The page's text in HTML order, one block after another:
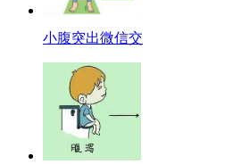
小腹突出微信交